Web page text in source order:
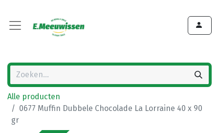
Alle producten
0677 Muffin Dubbele Chocolade La Lorraine 40 x 90
gr